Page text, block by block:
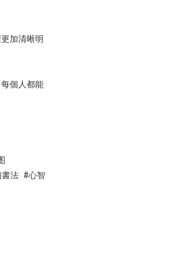
加清晰明
個人都能
法 #心智